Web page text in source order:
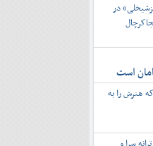
در
است
هنرش را به